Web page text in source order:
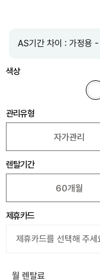
AS기간 차이 : 가정용
색상
관리유형
자가관리
렌탈기간
60개월
제휴카드
월 렌탈료